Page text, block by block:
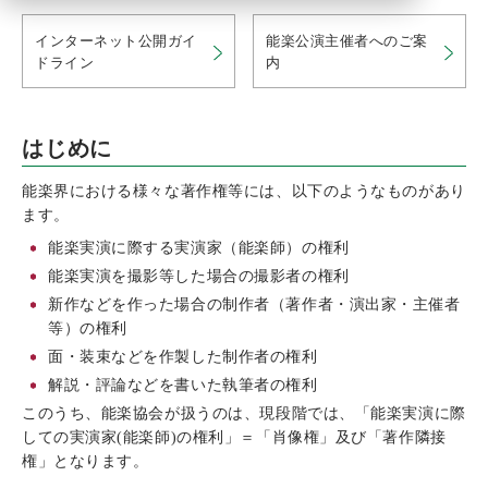
インターネット公開ガイ
ドライン
能楽公演主催者へのご案
内
はじめに
能楽界における様々な著作権等には、以下のようなものがあり
ます。
能楽実演に際する実演家（能楽師）の権利
能楽実演を撮影等した場合の撮影者の権利
新作などを作った場合の制作者（著作者・演出家・主催者
等）の権利
面・装束などを作製した制作者の権利
解説・評論などを書いた執筆者の権利
このうち、能楽協会が扱うのは、現段階では、「能楽実演に際
しての実演家(能楽師)の権利」＝「肖像権」及び「著作隣接
権」となります。